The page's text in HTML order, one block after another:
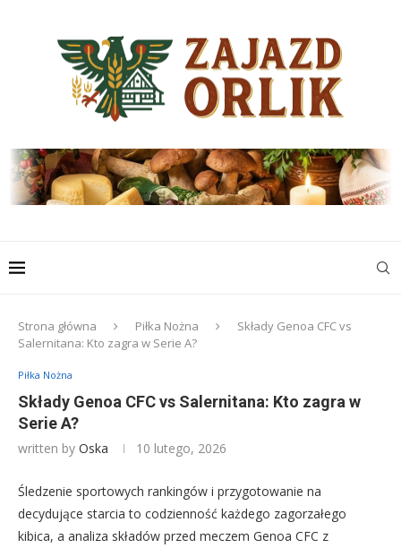
Strona główna Piłka Nożna
Składy Genoa CFC vs
Salernitana: Kto zagra w Serie A?
Piłka Nożna
Składy Genoa CFC vs Salernitana: Kto zagra w
Serie A?
written by Oska 10 lutego, 2026
Śledzenie sportowych rankingów i przygotowanie na
decydujące starcia to codzienność każdego zagorzałego
kibica, a analiza składów przed meczem Genoa CFC z